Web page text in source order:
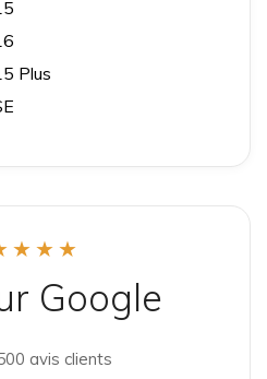
Plus
Google
avis clients